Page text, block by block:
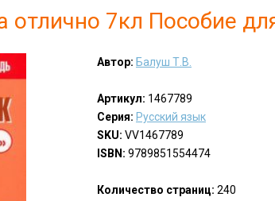
отлично 7кл Пособие
Автор: Балуш Т.В.
Артикул: 1467789
Серия: Русский язык
SKU: VV1467789
ISBN: 9789851554474
Количество страниц: 240